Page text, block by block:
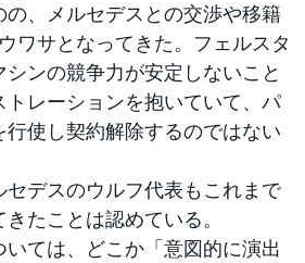
、メルセデスとの交渉や移籍
ワサとなってきた。フェルスタ
ンの競争力が安定しないこと
トレーションを抱いていて、パ
行使し契約解除するのではない
デスのウルフ代表もこれまで
たことは認めている。
ては、どこか「意図的に演出